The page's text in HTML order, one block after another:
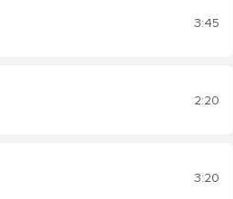
3:45
2:20
3:20